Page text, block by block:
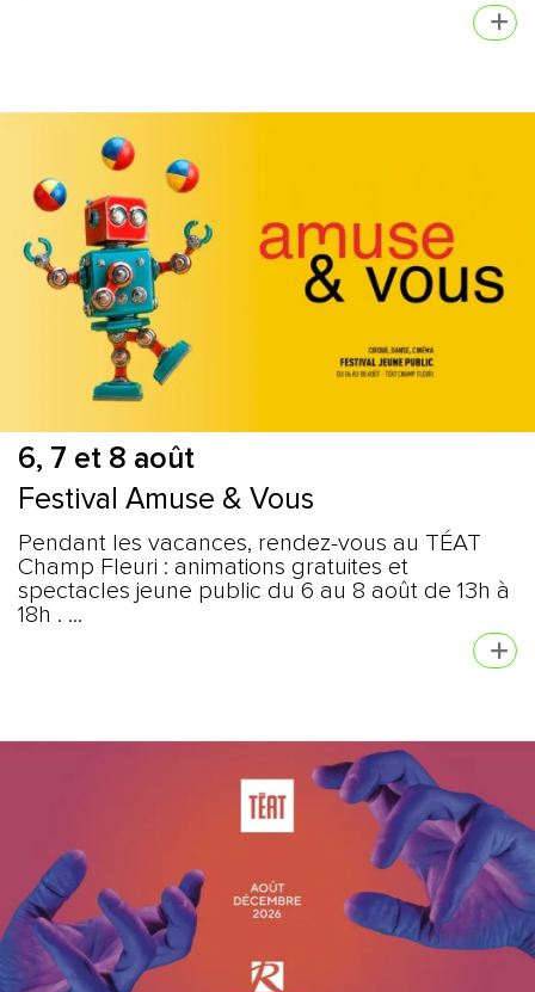
6, 7 et 8 août
Festival Amuse & Vous
Pendant les vacances, rendez-vous au TÉAT
Champ Fleuri : animations gratuites et
spectacles jeune public du 6 au 8 août de 13h à
18h . ...